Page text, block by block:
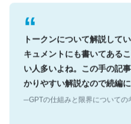
トークンについて解説して
キュメントにも書いてある
い人多いよね。この手の記
かりやすい解説なので続編に